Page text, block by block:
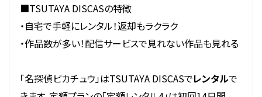
■TSUTAYA DISCASの特徴
・自宅で手軽にレンタル！返却もラクラク
・作品数が多い！配信サービスで見れない作品も見れる
「名探偵ピカチュウ」はTSUTAYA DISCASでレンタルで